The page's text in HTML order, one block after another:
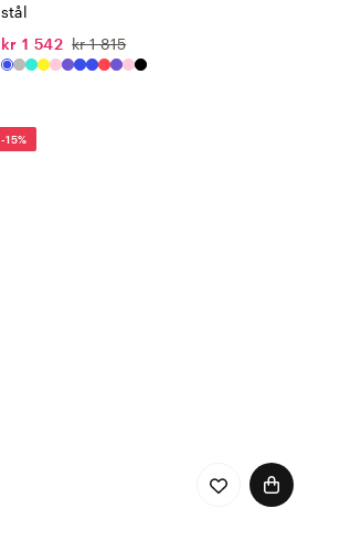
stål
kr 1 542 kr 1 815
-15%